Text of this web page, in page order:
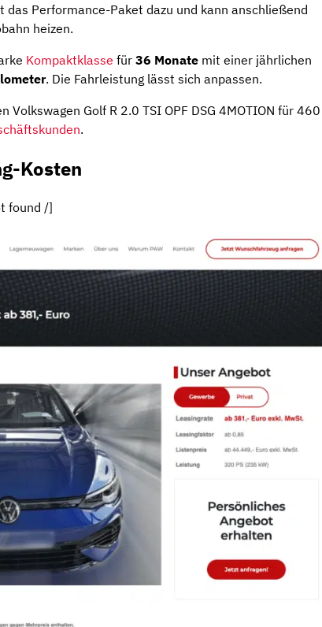
das Performance-Paket dazu und kann anschließend
heizen.
Kompaktklasse für 36 Monate mit einer jährlichen
. Die Fahrleistung lässt sich anpassen.
Volkswagen Golf R 2.0 TSI OPF DSG 4MOTION für 460
.
Kosten
found /]